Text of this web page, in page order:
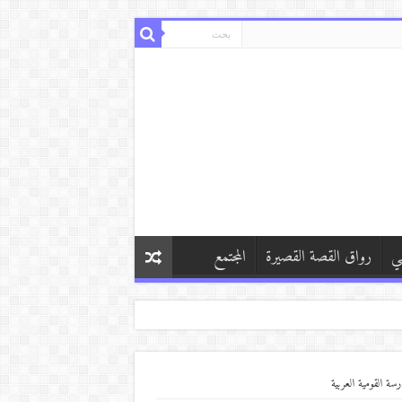
رواق القصة القصيرة المجتمع
القومية العربية